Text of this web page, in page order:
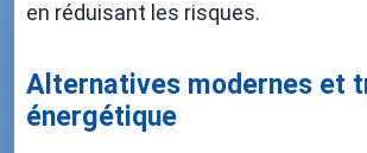
en réduisant les risques.
Alternatives modernes et
énergétique